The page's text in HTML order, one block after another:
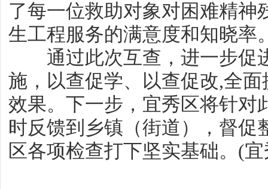
了每一位救助对象对困难精神
生工程服务的满意度和知晓率
通过此次互查，进一步促
施，以查促学、以查促改,全
效果。下一步，宜秀区将针对
时反馈到乡镇（街道），督促
区各项检查打下坚实基础。(